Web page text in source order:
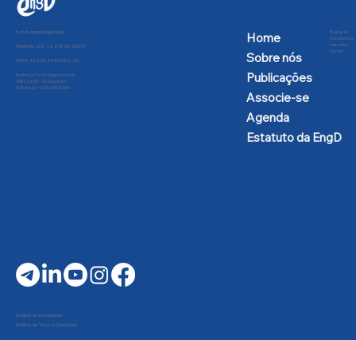
E-mail:engd@engd.org.br
Telefone: +55 11 91592-2809
CNPJ: 47.205.991/0001-02
Endereço: Av Dr Hugo Beolchi,
445 Conj 25 - Vila Guarani -
São Paulo - CEP: 04310-030
Home
Sobre nós
Publicações
Associe-se
Agenda
Estatuto da EngD
Regras de
Convivência
nas redes
sociais
Política de Privacidade
Política de Troca e Devolução